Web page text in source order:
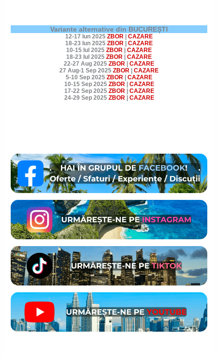
Variante alternative din BUCUREȘTI
12-17 Iun 2025 ZBOR
CAZARE
18-23 Iun 2025 ZBOR
CAZARE
10-15 Iul 2025 ZBOR
CAZARE
18-23 Iul 2025 ZBOR
CAZARE
22-27 Aug 2025 ZBOR
CAZARE
27 Aug-1 Sep 2025 ZBOR
CAZARE
5-10 Sep 2025 ZBOR
CAZARE
10-15 Sep 2025 ZBOR| CAZARE
17-22 Sep 2025 ZBOR| CAZARE
24-29 Sep 2025 ZBOR| CAZARE